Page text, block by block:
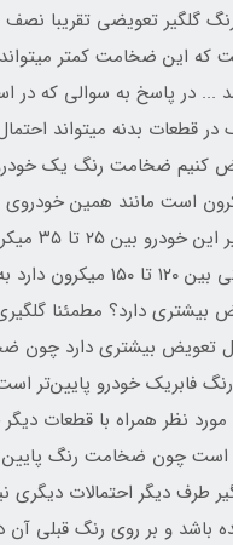
گلگیر تعویضی تقریبا
که این ضخامت کمتر
... ️در پاسخ به سوالی که در
قطعات بدنه‌ میتواند
کنیم ضخامت رنگ یک
تا ۷۵ میکرون است مانند همین
ضخامت یک
طرف دیگر ضخامتی بین ۱۲۰ تا
بیشتری دارد؟ مطمئنا
تعویض بیشتری دارد چون
فابریک خودرو پایین‌تر
نظر همراه با قطعات
چون ضخامت رنگ پایین
طرف دیگر احتمالات دیگری
باشد و بر روی رنگ قبلی آن